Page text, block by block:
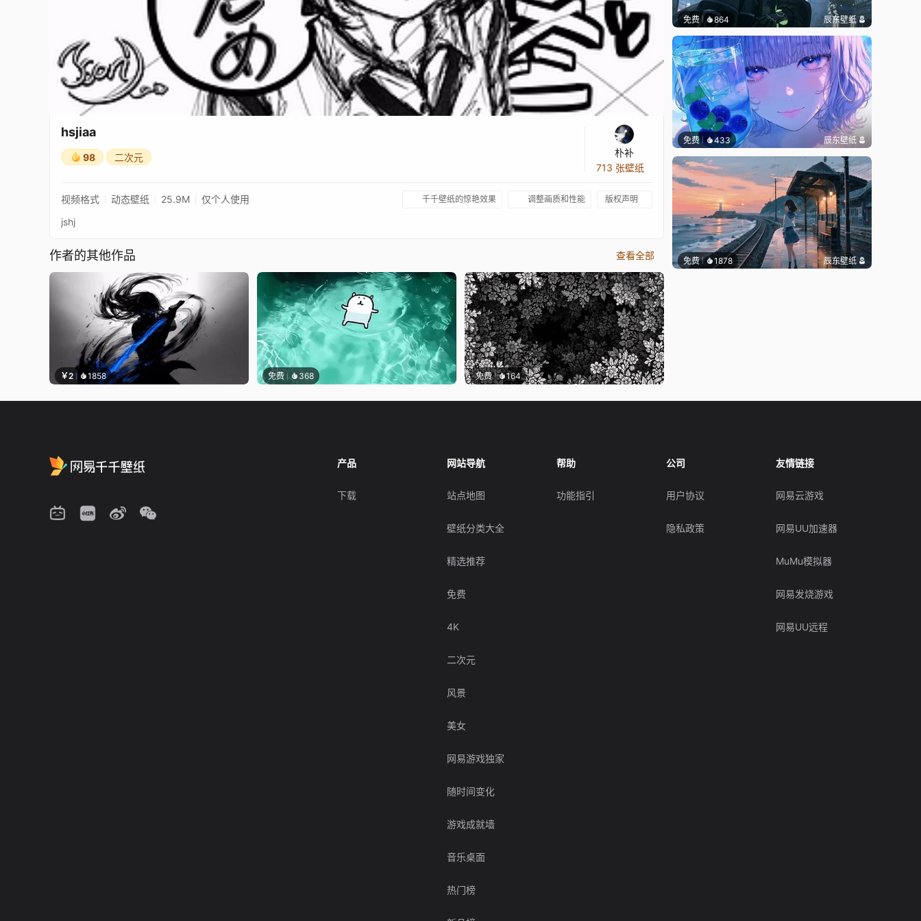
hsjiaa
98 二次元
朴补
713 张壁纸
视频格式 动态壁纸 25.9M 仅个人使用 千千壁纸的惊艳效果 调整画质和性能 版权声明
jshj
作者的其他作品 查看全部
￥2 1858 免费 368 免费 164
免费 864 辰东壁纸
免费 433 辰东壁纸
免费 1878 辰东壁纸
产品
下载
网站导航
站点地图
壁纸分类大全
精选推荐
免费
4K
二次元
风景
美女
网易游戏独家
随时间变化
游戏成就墙
音乐桌面
热门榜
帮助
功能指引
公司
用户协议
隐私政策
友情链接
网易云游戏
网易UU加速器
MuMu模拟器
网易发烧游戏
网易UU远程